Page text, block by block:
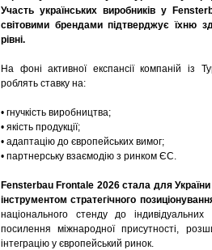
Участь українських виробників у
світовими брендами підтверджує їхню
рівні.
На фоні активної експансії компаній із
роблять ставку на:
• гнучкість виробництва;
• якість продукції;
• адаптацію до європейських вимог;
• партнерську взаємодію з ринком ЄС.
Fensterbau Frontale 2026 стала для
інструментом стратегічного
національного стенду до
посилення міжнародної присутності,
інтеграцію у європейський ринок.